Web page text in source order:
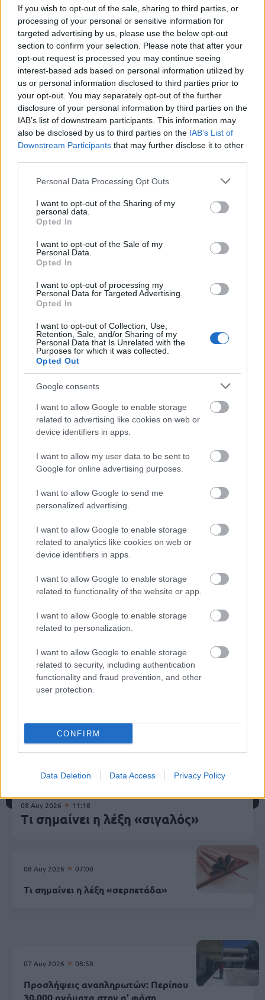
If you wish to opt-out of the sale, sharing to third parties, or
processing of your personal or sensitive information for
targeted advertising by us, please use the below opt-out
section to confirm your selection. Please note that after your
opt-out request is processed you may continue seeing
interest-based ads based on personal information utilized by
us or personal information disclosed to third parties prior to
your opt-out. You may separately opt-out of the further
disclosure of your personal information by third parties on the
IAB’s list of downstream participants. This information may
also be disclosed by us to third parties on the IAB’s List of
Downstream Participants that may further disclose it to other
Please note that this website/app uses one or more Google
not limited to your visit or usage behaviour. You may click to
grant or deny consent to Google and its third-party tags to
use your data for below specified purposes in below Google
consent section.
Personal Data Processing Opt Outs
I want to opt-out of the Sharing of my
personal data.
Opted In
I want to opt-out of the Sale of my
Personal Data.
Opted In
I want to opt-out of processing my
Personal Data for Targeted Advertising.
Opted In
I want to opt-out of Collection, Use,
Retention, Sale, and/or Sharing of my
Personal Data that Is Unrelated with the
Purposes for which it was collected.
Opted Out
Google consents
I want to allow Google to enable storage
related to advertising like cookies on web or
device identifiers in apps.
I want to allow my user data to be sent to
Google for online advertising purposes.
I want to allow Google to send me
personalized advertising.
I want to allow Google to enable storage
related to analytics like cookies on web or
device identifiers in apps.
I want to allow Google to enable storage
related to functionality of the website or app.
I want to allow Google to enable storage
related to personalization.
I want to allow Google to enable storage
related to security, including authentication
functionality and fraud prevention, and other
user protection.
CONFIRM
Data Deletion Data Access Privacy Policy
αναζήτησης της Google
Δημοφιλείς Ειδήσεις
Αυτό το επίδομα δίνει 300 ευρώ - Δεν
Τουρισμός για Όλους 2026: Voucher
έως 600 ευρώ - Ποια ΑΦΜ παίρνουν
σειρά σήμερα
ΟΠΕΚΑ: Μηνιαίο επίδομα έως 210
ευρώ - Πώς θα τα πάρετε
ΔΥΠΑ: Ειδικό βοήθημα ανεργίας 565
ευρώ – Ποια δικαιολογητικά
απαιτούνται
Παιδεία
08 Αυγ 2026 11:18
Τι σημαίνει η λέξη «σιγαλός»
08 Αυγ 2026 07:00
Τι σημαίνει η λέξη «σερπετάδα»
07 Αυγ 2026 08:58
Προσλήψεις αναπληρωτών: Περίπου
30.000 ονόματα στην α' φάση